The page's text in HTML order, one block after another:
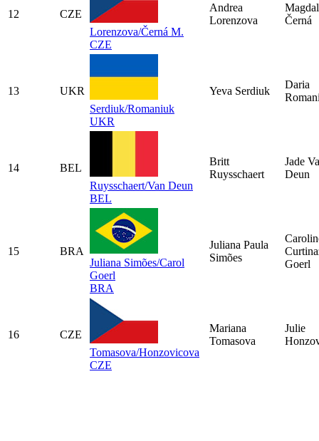
12
CZE
Lorenzova/Černá M.
CZE
Andrea
Lorenzova
Černá
13
UKR
Serdiuk/Romaniuk
UKR
Yeva Serdiuk
Daria
14
BEL
Ruysschaert/Van Deun
BEL
Britt
Ruysschaert
Jade
Deun
15
BRA
Juliana Simões/Carol
Goerl
BRA
Juliana Paula
Simões
Goerl
16
CZE
Tomasova/Honzovicova
CZE
Mariana
Tomasova
Julie